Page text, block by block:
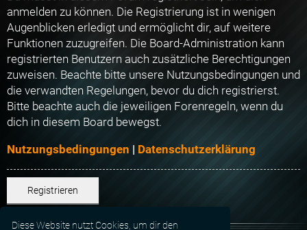
Diese Website nutzt Cookies, um dir den
anmelden zu können. Die Registrierung ist in wenigen
Augenblicken erledigt und ermöglicht dir, auf weitere
Funktionen zuzugreifen. Die Board-Administration kann
registrierten Benutzern auch zusätzliche Berechtigungen
zuweisen. Beachte bitte unsere Nutzungsbedingungen und
die verwandten Regelungen, bevor du dich registrierst.
Bitte beachte auch die jeweiligen Forenregeln, wenn du
dich in diesem Board bewegst.
Nutzungsbedingungen | Datenschutzerklärung
Registrieren